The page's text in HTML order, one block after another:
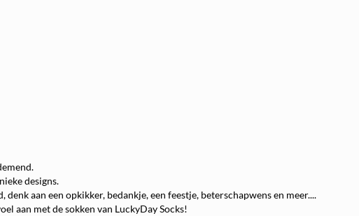
designs.
aan een opkikker, bedankje, een feestje, beterschapwens en meer....
aan met de sokken van LuckyDay Socks!